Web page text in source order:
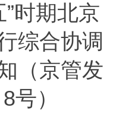
时期北京
综合协调
（京管发
号）